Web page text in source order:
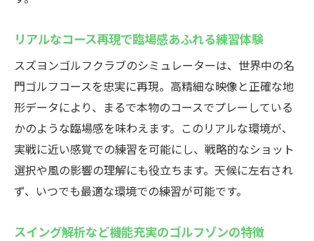
リアルなコース再現で臨場感あふれる練習体験
スズヨンゴルフクラブのシミュレーターは、世界中の名
門ゴルフコースを忠実に再現。高精細な映像と正確な地
形データにより、まるで本物のコースでプレーしている
かのような臨場感を味わえます。このリアルな環境が、
実戦に近い感覚での練習を可能にし、戦略的なショット
選択や風の影響の理解にも役立ちます。天候に左右され
ず、いつでも最適な環境での練習が可能です。
スイング解析など機能充実のゴルフゾンの特徴